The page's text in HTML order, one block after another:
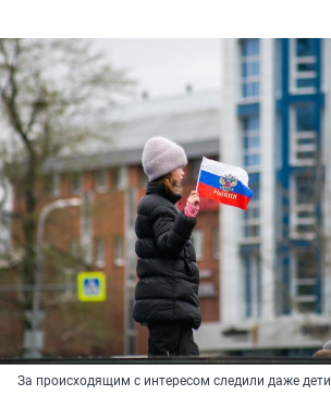
За происходящим с интересом следили даже дети